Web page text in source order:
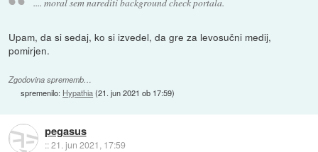
Upam, da si sedaj, ko si izvedel, da gre za levosučni medij,
pomirjen.
Zgodovina sprememb…
spremenilo: Hypathia(21. jun 2021 ob 17:59)
pegasus
::21. jun 2021, 17:59